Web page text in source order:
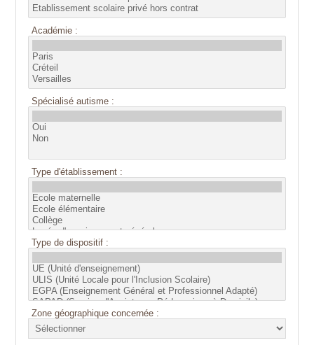
Académie :
Spécialisé autisme :
Type d'établissement :
Type de dispositif :
Zone géographique concernée :